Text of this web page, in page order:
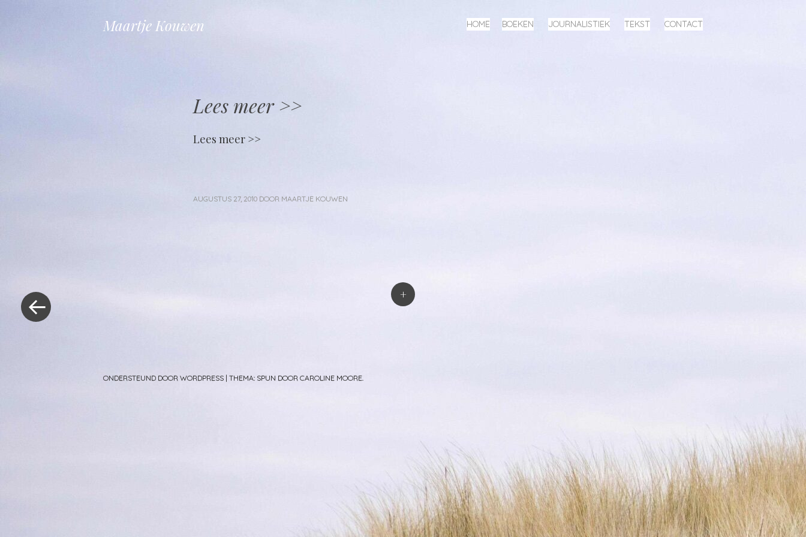
Maartje Kouwen HOME BOEKEN JOURNALISTIEK TEKST CONTACT
Lees meer >>
Lees meer >>
AUGUSTUS 27, 2010 DOOR MAARTJE KOUWEN
Vorig
bericht
+
ONDERSTEUND DOOR WORDPRESS | THEMA: SPUN DOOR CAROLINE MOORE.